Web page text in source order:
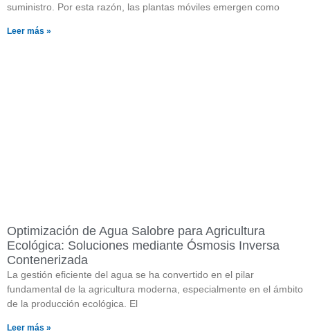
suministro. Por esta razón, las plantas móviles emergen como
Leer más »
Optimización de Agua Salobre para Agricultura
Ecológica: Soluciones mediante Ósmosis Inversa
Contenerizada
La gestión eficiente del agua se ha convertido en el pilar
fundamental de la agricultura moderna, especialmente en el ámbito
de la producción ecológica. El
Leer más »